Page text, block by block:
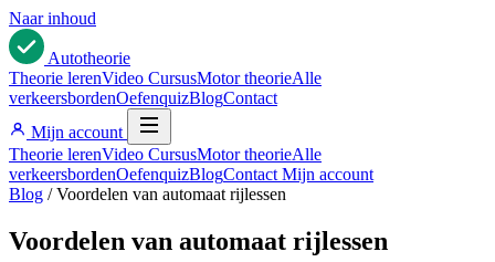
Naar inhoud
Autotheorie
Theorie lerenVideo CursusMotor theorieAlle
verkeersbordenOefenquizBlogContact
Mijn account
Theorie lerenVideo CursusMotor theorieAlle
verkeersbordenOefenquizBlogContact Mijn account
Blog / Voordelen van automaat rijlessen
Voordelen van automaat rijlessen